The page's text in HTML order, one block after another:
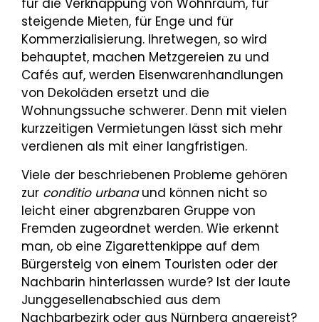
für die Verknappung von Wohnraum, für
steigende Mieten, für Enge und für
Kommerzialisierung. Ihretwegen, so wird
behauptet, machen Metzgereien zu und
Cafés auf, werden Eisenwarenhandlungen
von Dekoläden ersetzt und die
Wohnungssuche schwerer. Denn mit vielen
kurzzeitigen Vermietungen lässt sich mehr
verdienen als mit einer langfristigen.
Viele der beschriebenen Probleme gehören
zur conditio urbanaund können nicht so
leicht einer abgrenzbaren Gruppe von
Fremden zugeordnet werden. Wie erkennt
man, ob eine Zigarettenkippe auf dem
Bürgersteig von einem Touristen oder der
Nachbarin hinterlassen wurde? Ist der laute
Junggesellenabschied aus dem
Nachbarbezirk oder aus Nürnberg angereist?